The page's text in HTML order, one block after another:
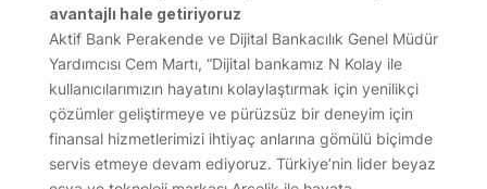
avantajlı hale getiriyoruz
Aktif Bank Perakende ve Dijital Bankacılık Genel Müdür
Yardımcısı Cem Martı, “Dijital bankamız N Kolay ile
kullanıcılarımızın hayatını kolaylaştırmak için yenilikçi
çözümler geliştirmeye ve pürüzsüz bir deneyim için
finansal hizmetlerimizi ihtiyaç anlarına gömülü biçimde
servis etmeye devam ediyoruz. Türkiye’nin lider beyaz